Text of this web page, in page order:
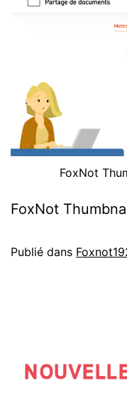
FoxNot
FoxNot
Publié dans Foxnot